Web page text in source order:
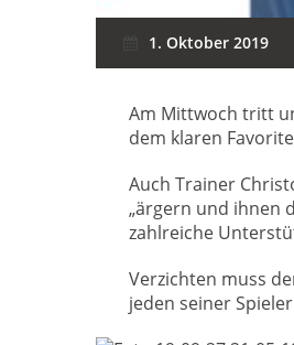
1. Oktober 2019
Am Mittwoch tritt
dem klaren
Auch Trainer
„ärgern und ihnen
zahlreiche
Verzichten muss
jeden seiner